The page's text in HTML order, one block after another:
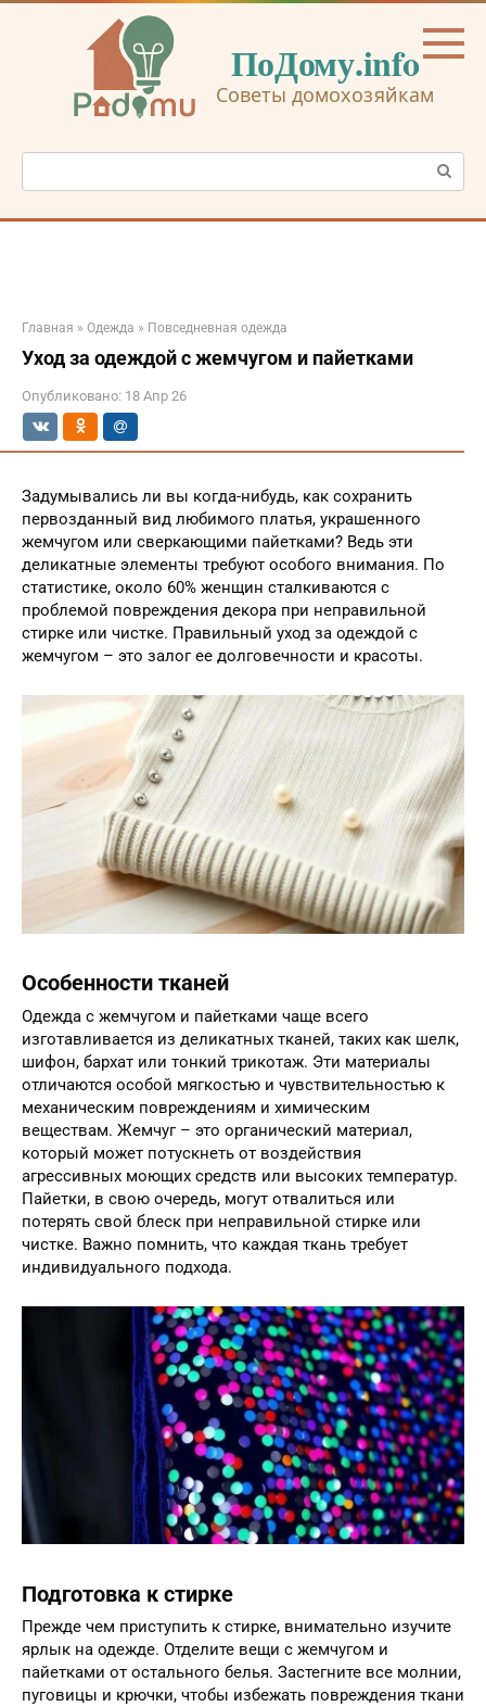
Перейти
ПоДому.info
Советы домохозяйкам
Поиск:
Главная » Одежда » Повседневная одежда
Уход за одеждой с жемчугом и пайетками
Опубликовано: 18 Апр 26
Задумывались ли вы когда-нибудь, как сохранить
первозданный вид любимого платья, украшенного
жемчугом или сверкающими пайетками? Ведь эти
деликатные элементы требуют особого внимания. По
статистике, около 60% женщин сталкиваются с
проблемой повреждения декора при неправильной
стирке или чистке. Правильный уход за одеждой с
жемчугом – это залог ее долговечности и красоты.
Особенности тканей
Одежда с жемчугом и пайетками чаще всего
изготавливается из деликатных тканей, таких как шелк,
шифон, бархат или тонкий трикотаж. Эти материалы
отличаются особой мягкостью и чувствительностью к
механическим повреждениям и химическим
веществам. Жемчуг – это органический материал,
который может потускнеть от воздействия
агрессивных моющих средств или высоких температур.
Пайетки, в свою очередь, могут отвалиться или
потерять свой блеск при неправильной стирке или
чистке. Важно помнить, что каждая ткань требует
индивидуального подхода.
Подготовка к стирке
Прежде чем приступить к стирке, внимательно изучите
ярлык на одежде. Отделите вещи с жемчугом и
пайетками от остального белья. Застегните все молнии,
пуговицы и крючки, чтобы избежать повреждения ткани